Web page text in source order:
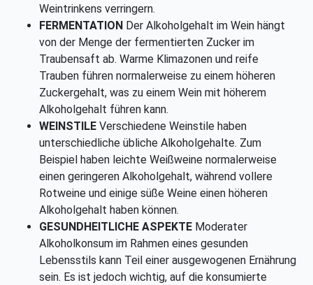
Weintrinkens verringern.
FERMENTATION Der Alkoholgehalt im Wein hängt
von der Menge der fermentierten Zucker im
Traubensaft ab. Warme Klimazonen und reife
Trauben führen normalerweise zu einem höheren
Zuckergehalt, was zu einem Wein mit höherem
Alkoholgehalt führen kann.
WEINSTILE Verschiedene Weinstile haben
unterschiedliche übliche Alkoholgehalte. Zum
Beispiel haben leichte Weißweine normalerweise
einen geringeren Alkoholgehalt, während vollere
Rotweine und einige süße Weine einen höheren
Alkoholgehalt haben können.
GESUNDHEITLICHE ASPEKTE Moderater
Alkoholkonsum im Rahmen eines gesunden
Lebensstils kann Teil einer ausgewogenen Ernährung
sein. Es ist jedoch wichtig, auf die konsumierte